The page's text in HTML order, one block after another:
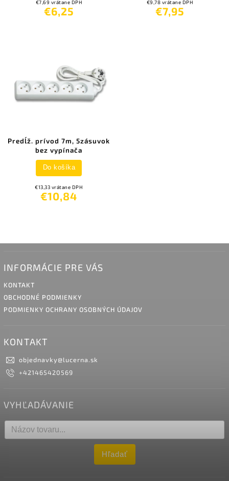
€7,69 vrátane DPH
€6,25
€9,78 vrátane DPH
€7,95
Predĺž. prívod 7m, 5zásuvok
bez vypínača
€13,33 vrátane DPH
€10,84
Do košíka
INFORMÁCIE PRE VÁS
KONTAKT
OBCHODNÉ PODMIENKY
PODMIENKY OCHRANY OSOBNÝCH ÚDAJOV
KONTAKT
objednavky@lucerna.sk
+421465420569
VYHĽADÁVANIE
Hľadať